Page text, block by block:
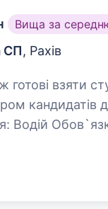
Вища за
СП, Рахів
Рекрутинговий
військової